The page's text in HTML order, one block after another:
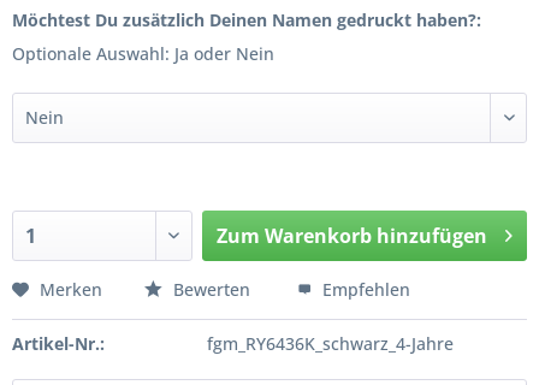
Möchtest Du zusätzlich Deinen Namen gedruckt haben?:
Optionale Auswahl: Ja oder Nein
Zum Warenkorb hinzufügen
Hinzugefügt
Merken Bewerten Empfehlen
Artikel-Nr.: fgm_RY6436K_schwarz_4-Jahre